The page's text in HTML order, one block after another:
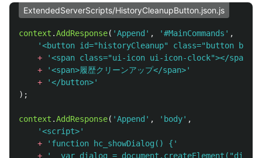
ExtendedServerScripts/HistoryCleanupButton.json.js
context .AddResponse( 'Append ' , '#MainCommands ' ,
'<button id="historyCleanup" class="button
+
'<span class="ui-icon ui-icon-clock"></span>
+
'<span>履歴クリーンアップ</span>'
+
'</button>'
);
context .AddResponse( 'Append ' , ' body' ,
'<script>'
+
' function hc_showDialog() { '
+
'
var dialog =